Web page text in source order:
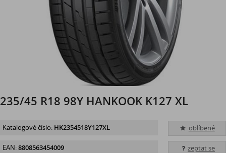
235/45 R18 98Y HANKOOK K127 XL
oblíbené
zeptat se
Katalogové číslo: HK2354518Y127XL
EAN:8808563454009